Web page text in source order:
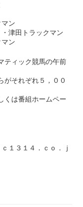
ン
津田トラックマン
ン
ティック競馬の午前
がそれぞれ５，００
くは番組ホームペー
１３１４．ｃｏ．ｊ